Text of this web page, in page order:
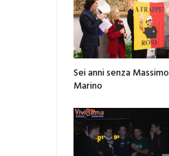
Sei anni senza Massimo
Marino